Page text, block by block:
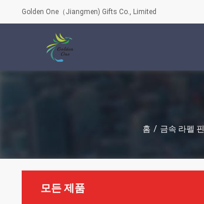
Golden One（Jiangmen) Gifts Co., Limited
홈 / 금속 라펠 핀
모든 제품